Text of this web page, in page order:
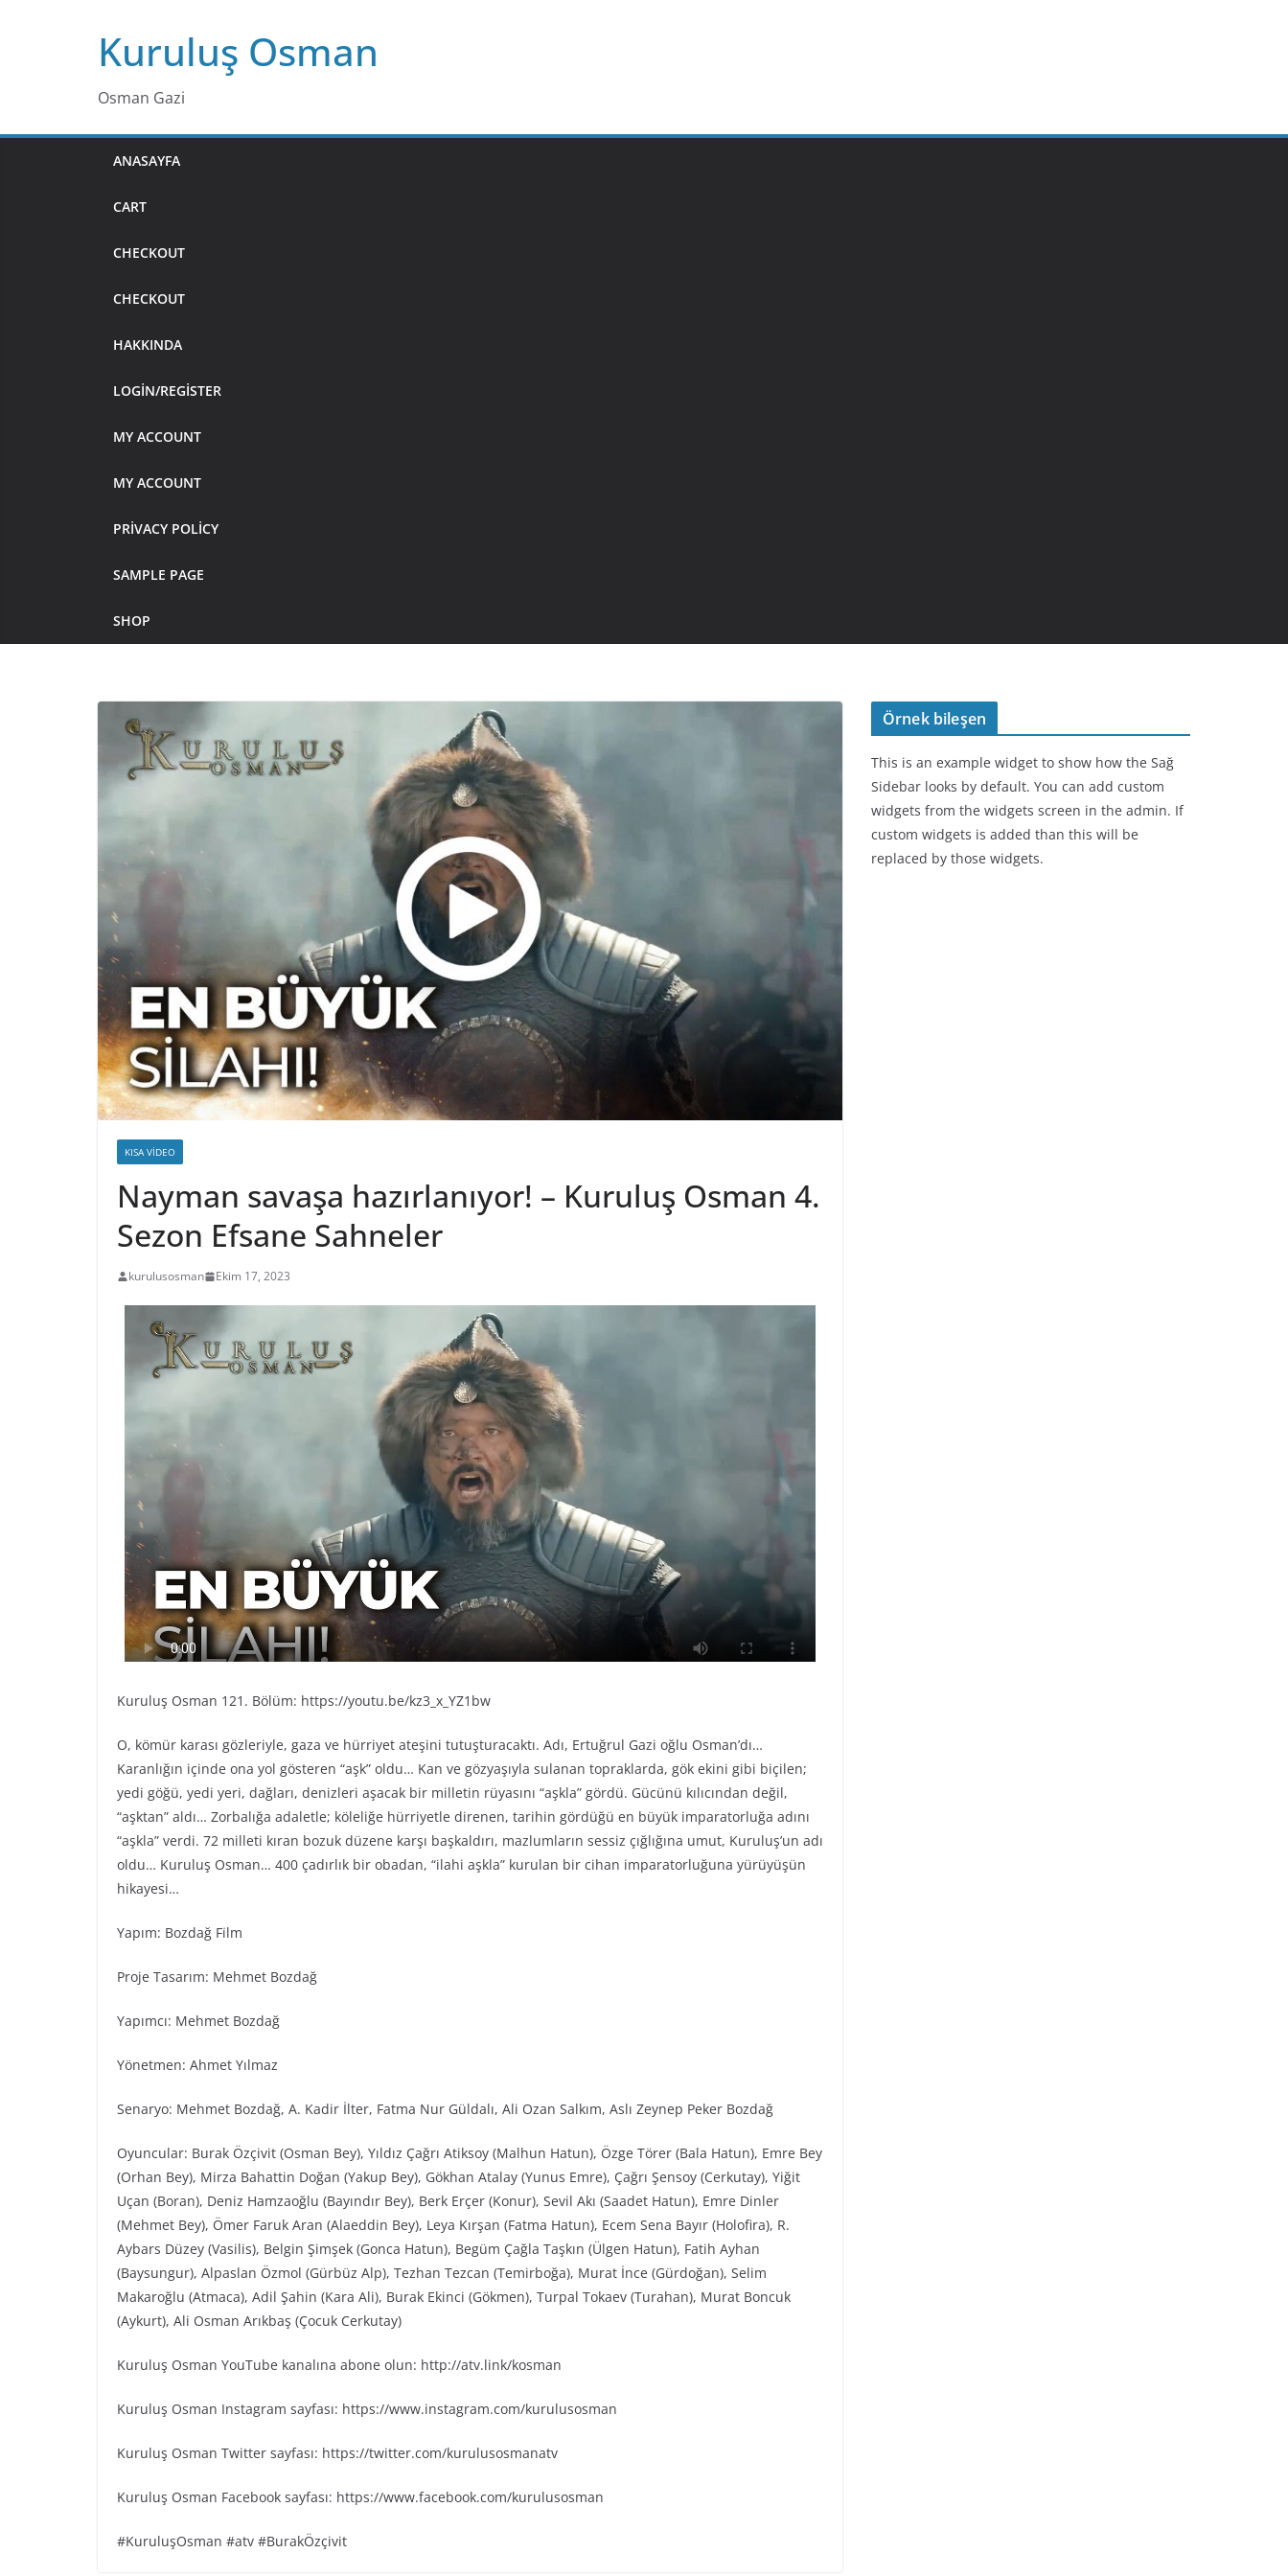
Kuruluş Osman
Osman Gazi
ANASAYFA
CART
CHECKOUT
CHECKOUT
HAKKINDA
LOGIN/REGISTER
MY ACCOUNT
MY ACCOUNT
PRIVACY POLICY
SAMPLE PAGE
SHOP
KISA VIDEO
Nayman savaşa hazırlanıyor! – Kuruluş Osman 4.
Sezon Efsane Sahneler
kurulusosman Ekim 17, 2023
Kuruluş Osman 121. Bölüm: https://youtu.be/kz3_x_YZ1bw
O, kömür karası gözleriyle, gaza ve hürriyet ateşini tutuşturacaktı. Adı, Ertuğrul Gazi oğlu Osman’dı…
Karanlığın içinde ona yol gösteren “aşk” oldu… Kan ve gözyaşıyla sulanan topraklarda, gök ekini gibi biçilen;
yedi göğü, yedi yeri, dağları, denizleri aşacak bir milletin rüyasını “aşkla” gördü. Gücünü kılıcından değil,
“aşktan” aldı… Zorbalığa adaletle; köleliğe hürriyetle direnen, tarihin gördüğü en büyük imparatorluğa adını
“aşkla” verdi. 72 milleti kıran bozuk düzene karşı başkaldırı, mazlumların sessiz çığlığına umut, Kuruluş’un adı
oldu… Kuruluş Osman… 400 çadırlık bir obadan, “ilahi aşkla” kurulan bir cihan imparatorluğuna yürüyüşün
hikayesi…
Yapım: Bozdağ Fi̇lm
Proje Tasarım: Mehmet Bozdağ
Yapımcı: Mehmet Bozdağ
Yönetmen: Ahmet Yılmaz
Senaryo: Mehmet Bozdağ, A. Kadir İlter, Fatma Nur Güldalı, Ali Ozan Salkım, Aslı Zeynep Peker Bozdağ
Oyuncular: Burak Özçivit (Osman Bey), Yıldız Çağrı Atiksoy (Malhun Hatun), Özge Törer (Bala Hatun), Emre Bey
(Orhan Bey), Mirza Bahattin Doğan (Yakup Bey), Gökhan Atalay (Yunus Emre), Çağrı Şensoy (Cerkutay), Yiğit
Uçan (Boran), Deniz Hamzaoğlu (Bayındır Bey), Berk Erçer (Konur), Sevil Akı (Saadet Hatun), Emre Dinler
(Mehmet Bey), Ömer Faruk Aran (Alaeddin Bey), Leya Kırşan (Fatma Hatun), Ecem Sena Bayır (Holofira), R.
Aybars Düzey (Vasilis), Belgin Şimşek (Gonca Hatun), Begüm Çağla Taşkın (Ülgen Hatun), Fatih Ayhan
(Baysungur), Alpaslan Özmol (Gürbüz Alp), Tezhan Tezcan (Temirboğa), Murat İnce (Gürdoğan), Selim
Makaroğlu (Atmaca), Adil Şahin (Kara Ali), Burak Ekinci (Gökmen), Turpal Tokaev (Turahan), Murat Boncuk
(Aykurt), Ali Osman Arıkbaş (Çocuk Cerkutay)
Kuruluş Osman YouTube kanalına abone olun: http://atv.link/kosman
Kuruluş Osman Instagram sayfası: https://www.instagram.com/kurulusosman
Kuruluş Osman Twitter sayfası: https://twitter.com/kurulusosmanatv
Kuruluş Osman Facebook sayfası: https://www.facebook.com/kurulusosman
#KuruluşOsman #atv #BurakÖzçivit
Örnek bileşen
This is an example widget to show how the Sağ
Sidebar looks by default. You can add custom
widgets from the widgets screen in the admin. If
custom widgets is added than this will be
replaced by those widgets.